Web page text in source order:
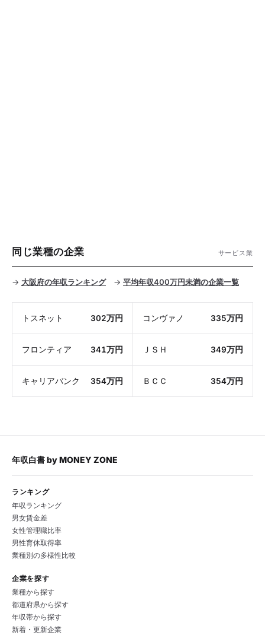
同じ業種の企業 サービス業
→ 大阪府の年収ランキング→ 平均年収400万円未満の企業一覧
トスネット 302万円 コンヴァノ 335万円
フロンティア 341万円 ＪＳＨ 349万円
キャリアバンク 354万円 ＢＣＣ 354万円
年収白書byMONEY ZONE
ランキング
年収ランキング
男女賃金差
女性管理職比率
男性育休取得率
業種別の多様性比較
企業を探す
業種から探す
都道府県から探す
年収帯から探す
新着・更新企業